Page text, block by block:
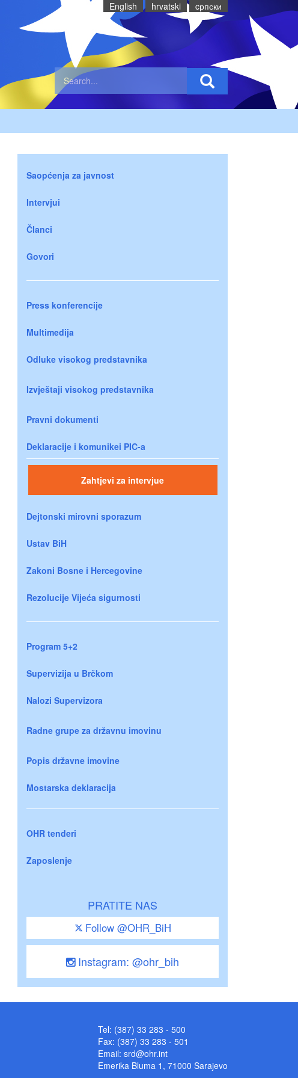
English hrvatski cрпски
Saopćenja za javnost
Intervjui
Članci
Govori
Press konferencije
Multimedija
Odluke visokog predstavnika
Izvještaji visokog predstavnika
Pravni dokumenti
Deklaracije i komunikei PIC-a
Zahtjevi za intervjue
Dejtonski mirovni sporazum
Ustav BiH
Zakoni Bosne i Hercegovine
Rezolucije Vijeća sigurnosti
Program 5+2
Supervizija u Brčkom
Nalozi Supervizora
Radne grupe za državnu imovinu
Popis državne imovine
Mostarska deklaracija
OHR tenderi
Zaposlenje
PRATITE NAS
Follow @OHR_BiH
Instagram: @ohr_bih
Tel: (387) 33 283 - 500
Fax: (387) 33 283 - 501
Email: srd@ohr.int
Emerika Bluma 1, 71000 Sarajevo